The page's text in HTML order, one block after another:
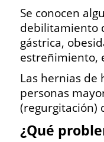
Se conocen
debilitamiento
gástrica,
estreñimiento,
Las hernias de
personas
(regurgitación)
¿Qué